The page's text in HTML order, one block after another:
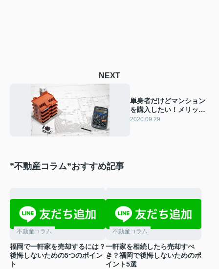
NEXT
単身者だけどマンション
を購入したい！メリット
と注意点はある？
2020.09.29
”不動産コラム”おすすめ記事
不動産コラム
福岡で一軒家を売却するには？
後悔しないための5つのポイン
ト
不動産コラム
一軒家を相続したら売却すべ
き？福岡で後悔しないためのポ
イント5選